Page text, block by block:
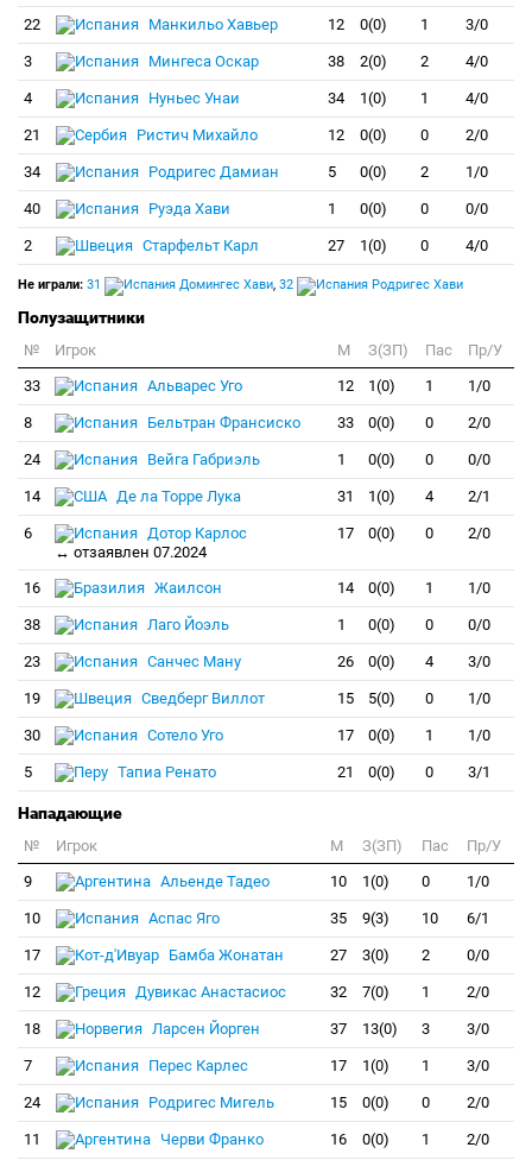
22 Манкильо Хавьер 12 0(0) 1 3/0
3 Мингеса Оскар 38 2(0) 2 4/0
4 Нуньес Унаи 34 1(0) 1 4/0
21 Ристич Михайло 12 0(0) 0 2/0
34 Родригес Дамиан 5 0(0) 2 1/0
40 Руэда Хави 1 0(0) 0 0/0
2 Старфельт Карл 27 1(0) 0 4/0
Не играли: 31 Домингес Хави, 32 Родригес Хави
Полузащитники
№ Игрок M З(ЗП) Пас
Пр/У
33
Альварес Уго 12 1(0) 1 1/0
8 Бельтран Франсиско 33 0(0) 0 2/0
24 Вейга Габриэль 1 0(0) 0 0/0
14 Де ла Торре Лука 31 1(0) 4 2/1
6
Дотор Карлос
↔ отзаявлен 07.2024
17 0(0) 0 2/0
16 Жаилсон 14 0(0) 1 1/0
38 Лаго Йоэль 1 0(0) 0 0/0
23 Санчес Ману 26 0(0) 4 3/0
19 Сведберг Виллот 15 5(0) 0 1/0
30 Сотело Уго 17 0(0) 1 1/0
5 Тапиа Ренато 21 0(0) 0 3/1
Нападающие
№ Игрок M З(ЗП) Пас
Пр/У
9
Альенде Тадео 10 1(0) 0 1/0
10 Аспас Яго 35 9(3) 10 6/1
17 Бамба Жонатан 27 3(0) 2 0/0
12 Дувикас Анастасиос 32 7(0) 1 2/0
18 Ларсен Йорген 37 13(0) 3 3/0
7 Перес Карлес 17 1(0) 1 3/0
24 Родригес Мигель 15 0(0) 0 2/0
11 Черви Франко 16 0(0) 1 2/0